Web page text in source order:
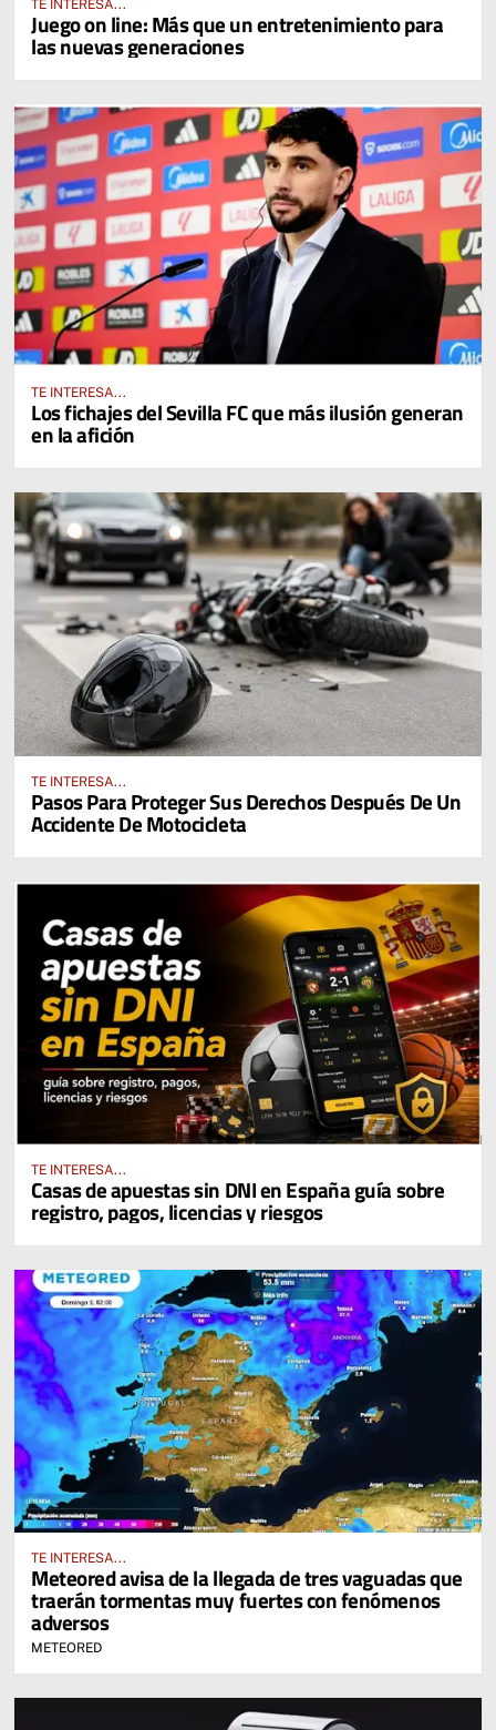
TE INTERESA...
Juego on line: Más que un entretenimiento para
las nuevas generaciones
TE INTERESA...
Los fichajes del Sevilla FC que más ilusión generan
en la afición
TE INTERESA...
Pasos Para Proteger Sus Derechos Después De Un
Accidente De Motocicleta
TE INTERESA...
Casas de apuestas sin DNI en España guía sobre
registro, pagos, licencias y riesgos
TE INTERESA...
Meteored avisa de la llegada de tres vaguadas que
traerán tormentas muy fuertes con fenómenos
adversos
METEORED